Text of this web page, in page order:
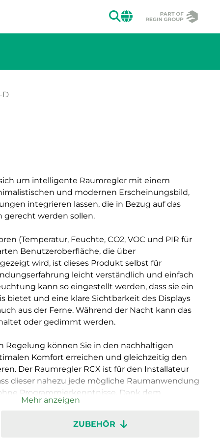
SUCHEN
CHANGE
D
des Bildes.
um intelligente Raumregler mit einem
und modernen Erscheinungsbild,
integrieren lassen, die in Bezug auf das
gerecht werden sollen.
(Temperatur, Feuchte, CO2, VOC und PIR für
Benutzeroberfläche, die über
wird, ist dieses Produkt selbst für
leicht verständlich und einfach
kann so eingestellt werden, dass sie ein
bietet und eine klare Sichtbarkeit des Displays
aus der Ferne. Während der Nacht kann das
oder gedimmt werden.
Regelung können Sie in den nachhaltigen
Komfort erreichen und gleichzeitig den
Der Raumregler RCX ist für den Installateur
dieser nahezu jede mögliche Raumanwendung
Programmierkenntnisse. Dank dem
lässt er sich zudem problemlos
Regler in verschiedenen Räumen und Zonen
Mehr anzeigen
ZUBEHÖR